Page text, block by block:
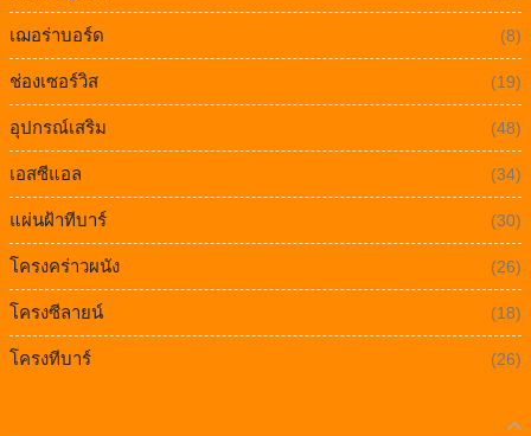
เฌอร่าบอร์ด (8)
ช่องเซอร์วิส (19)
อุปกรณ์เสริม (48)
เอสซีแอล (34)
แผ่นฝ้าทีบาร์ (30)
โครงคร่าวผนัง (26)
โครงซีลายน์ (18)
โครงทีบาร์ (26)